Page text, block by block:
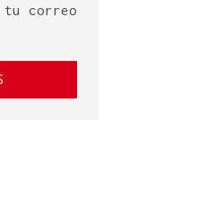
tu correo